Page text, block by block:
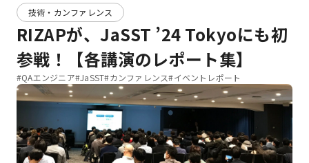
技術・カンファレンス
RIZAPが、JaSST ’24 Tokyoにも初
参戦！【各講演のレポート集】
#QAエンジニア#JaSST#カンファレンス#イベントレポート